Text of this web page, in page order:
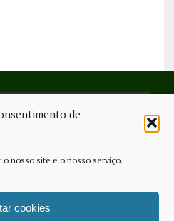
de
nosso site e o nosso serviço.
cookies
CONTACTE-NOS